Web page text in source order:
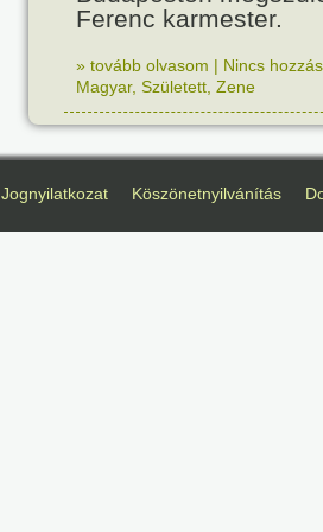
Ferenc karmester.
» tovább olvasom | Nincs
Magyar, Született Zene
Jognyilatkozat Köszönetnyilvánítás